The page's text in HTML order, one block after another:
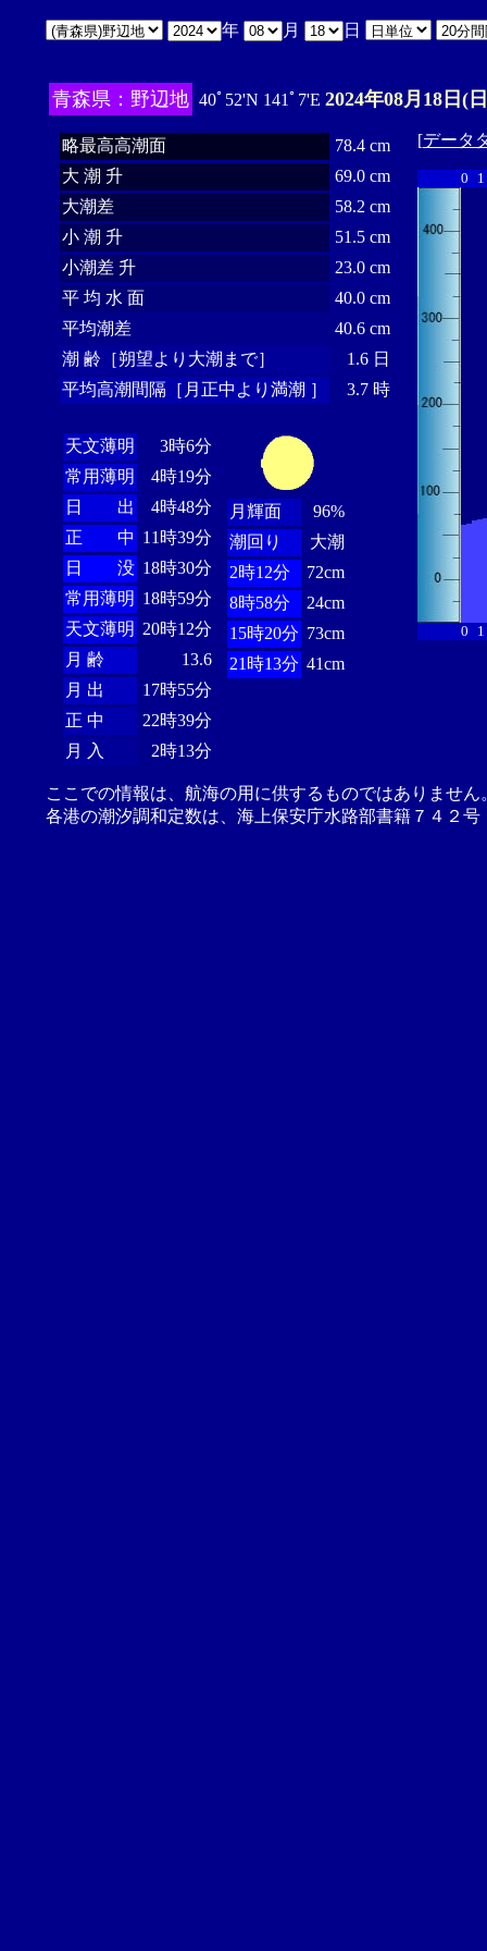
年 月 日
青森県：野辺地 40ﾟ52'N 141ﾟ7'E 2024年08月18日(
略最高高潮面
78.4 cm
大 潮 升
69.0 cm
大潮差
58.2 cm
小 潮 升
51.5 cm
小潮差 升
23.0 cm
平 均 水 面
40.0 cm
平均潮差
40.6 cm
潮 齢［朔望より大潮まで］
1.6 日
平均高潮間隔［月正中より満潮 ］
3.7 時
天文薄明
3時6分
常用薄明
4時19分
日 出
4時48分
正 中 11時39分
日 没 18時30分
常用薄明 18時59分
天文薄明 20時12分
月 齢
13.6
月 出
17時55分
正 中
22時39分
月 入
2時13分
月輝面
96%
潮回り
大潮
2時12分
72cm
8時58分
24cm
15時20分 73cm
21時13分 41cm
[データ
0 1
0 1
ここでの情報は、航海の用に供するものではありませ
各港の潮汐調和定数は、海上保安庁水路部書籍７４２